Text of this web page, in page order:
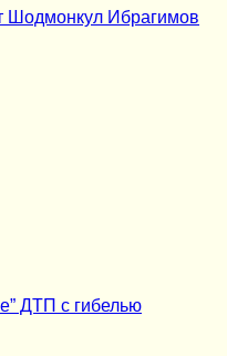
Шодмонкул Ибрагимов
ДТП с гибелью